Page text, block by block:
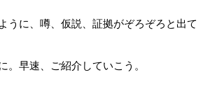
うに、噂、仮説、証拠がぞろぞろと出て
。早速、ご紹介していこう。